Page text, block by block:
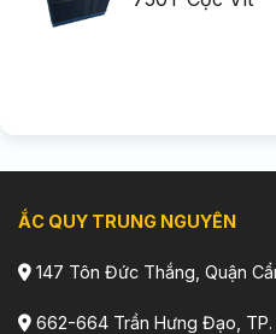
ẮC QUY TRUNG NGUYÊN
147 Tôn Đức Thắng, Quận
662-664 Trần Hưng Đạo, TP.